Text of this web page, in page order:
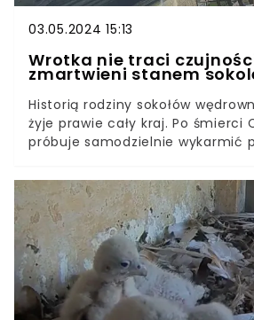
03.05.2024 15:13
Wrotka nie traci
zmartwieni stanem
Historią rodziny sokołów
żyje prawie cały kraj. Po śmierci
próbuje samodzielnie wykarmić
kosztuje ją to wiele wysiłku.
się stanem zdrowia ptasiej
się nerwowa, niewiele je i mało
kłopotów nie może liczyć na
samca. W dodatku animalsi
wieczorową porą “wszczęła
jej czujność?